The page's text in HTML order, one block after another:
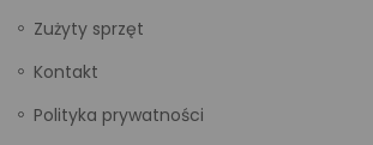
Zużyty sprzęt
Kontakt
Polityka prywatności